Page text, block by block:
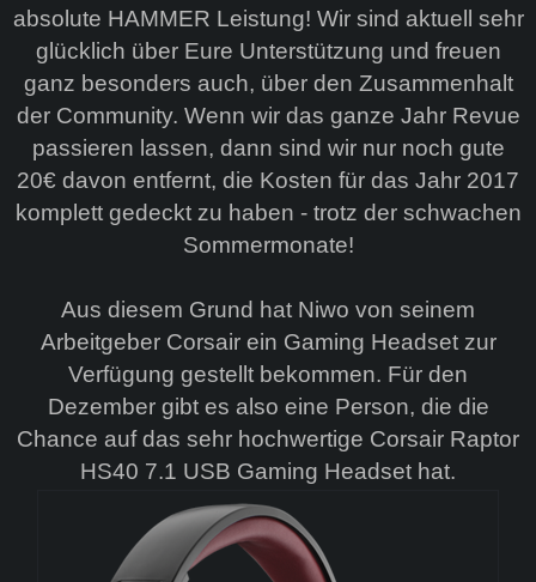
absolute HAMMER Leistung! Wir sind aktuell sehr
glücklich über Eure Unterstützung und freuen
ganz besonders auch, über den Zusammenhalt
der Community. Wenn wir das ganze Jahr Revue
passieren lassen, dann sind wir nur noch gute
20€ davon entfernt, die Kosten für das Jahr 2017
komplett gedeckt zu haben - trotz der schwachen
Sommermonate!
Aus diesem Grund hat Niwo von seinem
Arbeitgeber Corsair ein Gaming Headset zur
Verfügung gestellt bekommen. Für den
Dezember gibt es also eine Person, die die
Chance auf das sehr hochwertige Corsair Raptor
HS40 7.1 USB Gaming Headset hat.